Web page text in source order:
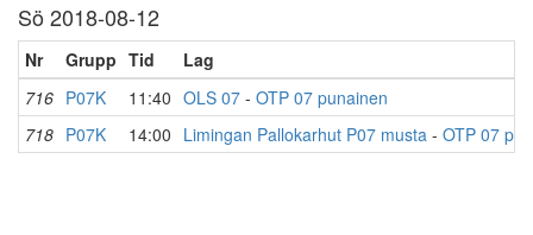
Sö 2018-08-12
Nr Grupp Tid
Lag
716 P07K 11:40 OLS 07 - OTP 07 punainen
718 P07K 14:00 Limingan Pallokarhut P07 musta - OTP 07